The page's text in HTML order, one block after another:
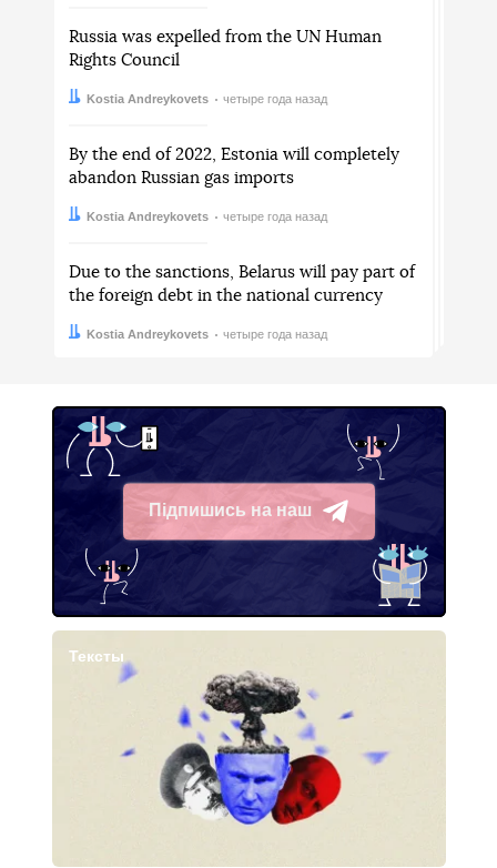
Russia was expelled from the UN Human
Rights Council
Автор:
Kostia Andreykovets
Дата: четыре года назад
By the end of 2022, Estonia will completely
abandon Russian gas imports
Автор:
Kostia Andreykovets
Дата: четыре года назад
Due to the sanctions, Belarus will pay part of
the foreign debt in the national currency
Автор:
Kostia Andreykovets
Дата: четыре года назад
Підпишись на наш
Telegram
Тексты